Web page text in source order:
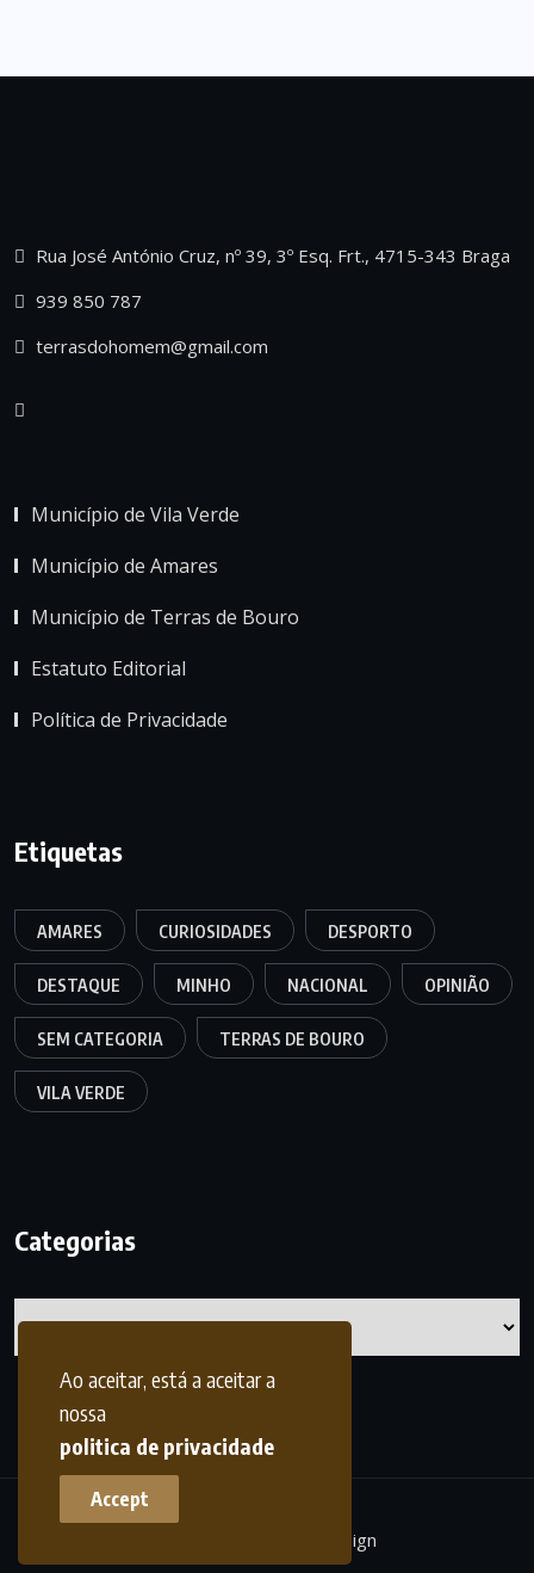
Ao aceitar, está a aceitar a
nossa
politica de privacidade
Accept
Rua José António Cruz, nº 39, 3º Esq. Frt., 4715-343 Braga
939 850 787
terrasdohomem@gmail.com
Município de Vila Verde
Município de Amares
Município de Terras de Bouro
Estatuto Editorial
Política de Privacidade
Etiquetas
AMARES CURIOSIDADES DESPORTO
DESTAQUE MINHO NACIONAL OPINIÃO
SEM CATEGORIA TERRAS DE BOURO
VILA VERDE
Categorias
frdesign